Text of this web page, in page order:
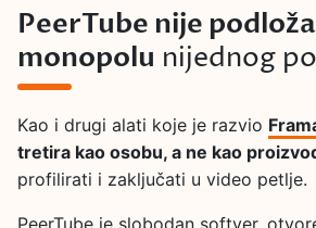
PeerTube nije
monopolu nijednog
Kao i drugi alati koje je razvio
tretira kao osobu, a ne kao
profilirati i zaključati u video petlje.
PeerTube je slobodan softver,